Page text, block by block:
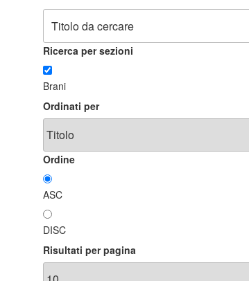
Ricerca per sezioni
Brani
Ordinati per
Ordine
ASC
DISC
Risultati per pagina